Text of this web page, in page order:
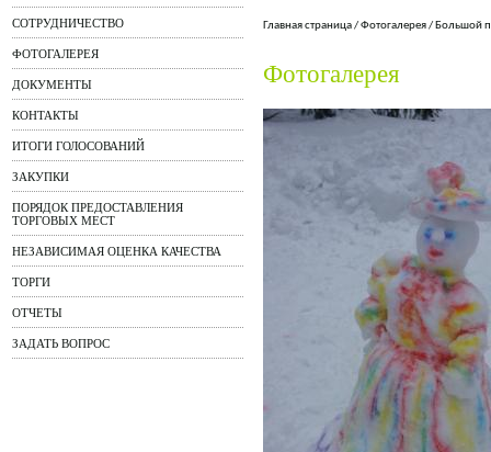
СОТРУДНИЧЕСТВО
ФОТОГАЛЕРЕЯ
ДОКУМЕНТЫ
КОНТАКТЫ
ИТОГИ ГОЛОСОВАНИЙ
ЗАКУПКИ
ПОРЯДОК ПРЕДОСТАВЛЕНИЯ
ТОРГОВЫХ МЕСТ
НЕЗАВИСИМАЯ ОЦЕНКА КАЧЕСТВА
ТОРГИ
ОТЧЕТЫ
ЗАДАТЬ ВОПРОС
Главная страница/Фотогалерея/ Большой
Фотогалерея